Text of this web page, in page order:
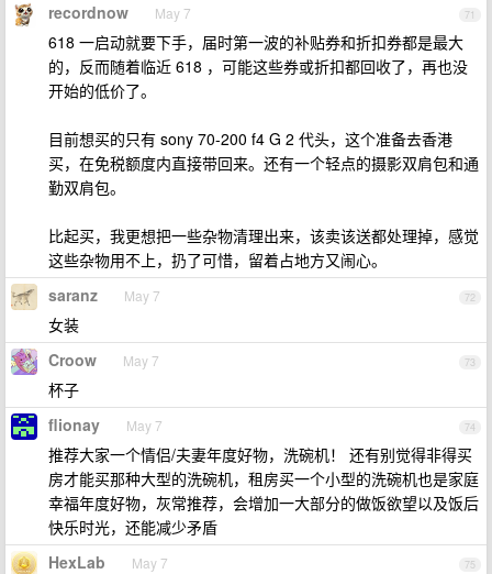
71
recordnow May 7
618 一启动就要下手，届时第一波的补贴券和折扣券都是最大
的，反而随着临近 618 ，可能这些券或折扣都回收了，再也没
开始的低价了。
目前想买的只有 sony 70-200 f4 G 2 代头，这个准备去香港
买，在免税额度内直接带回来。还有一个轻点的摄影双肩包和通
勤双肩包。
比起买，我更想把一些杂物清理出来，该卖该送都处理掉，感觉
这些杂物用不上，扔了可惜，留着占地方又闹心。
72
saranz May 7
女装
73
Croow May 7
杯子
74
flionay May 7
推荐大家一个情侣/夫妻年度好物，洗碗机！ 还有别觉得非得买
房才能买那种大型的洗碗机，租房买一个小型的洗碗机也是家庭
幸福年度好物，灰常推荐，会增加一大部分的做饭欲望以及饭后
快乐时光，还能减少矛盾
75
HexLab May 7